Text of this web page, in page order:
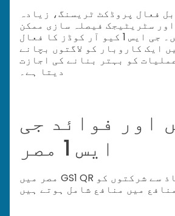
فعال پروڈکٹ ٹریسنگ، زیادہ
سٹریٹیجک فیصلہ سازی ممکن
بناتے ہیں۔ جی ایس 1 کیو آر کوڈز کا فعال
ایک کاروبار کو لاگتوں بچانے
کو بہتر بنانے کی اجازت
دیتا ہے۔
اور فوائد جی
ایس 1 مصر
مصر میں GS1 QR کوڈ کے نفاذ سے شرکتوں کو